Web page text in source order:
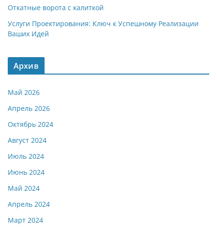
Откатные ворота с калиткой
Услуги Проектирования: Ключ к Успешному Реализации
Ваших Идей
Архив
Май 2026
Апрель 2026
Октябрь 2024
Август 2024
Июль 2024
Июнь 2024
Май 2024
Апрель 2024
Март 2024